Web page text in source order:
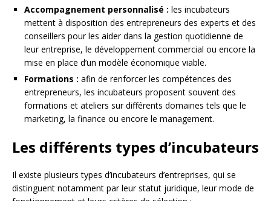
Accompagnement personnalisé : les incubateurs
mettent à disposition des entrepreneurs des experts et des
conseillers pour les aider dans la gestion quotidienne de
leur entreprise, le développement commercial ou encore la
mise en place d’un modèle économique viable.
Formations : afin de renforcer les compétences des
entrepreneurs, les incubateurs proposent souvent des
formations et ateliers sur différents domaines tels que le
marketing, la finance ou encore le management.
Les différents types d’incubateurs
Il existe plusieurs types d’incubateurs d’entreprises, qui se
distinguent notamment par leur statut juridique, leur mode de